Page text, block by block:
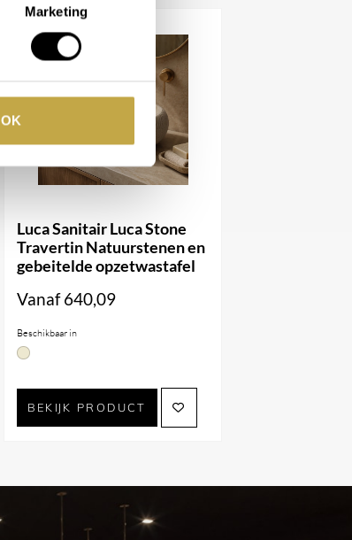
Marketing
OK
Luca Sanitair Luca Stone
Travertin Natuurstenen en
gebeitelde opzetwastafel
Vanaf640,09
Beschikbaar in
BEKIJK PRODUCT